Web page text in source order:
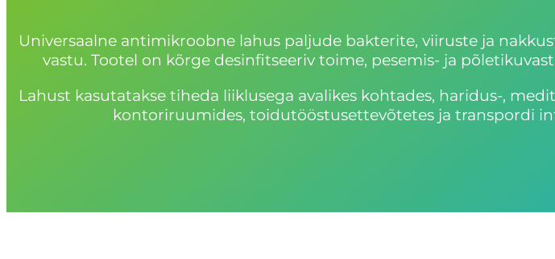
Universaalne antimikroobne lahus paljude bakterite, viiruste ja
vastu. Tootel on kõrge desinfitseeriv toime, pesemis- ja
Lahust kasutatakse tiheda liiklusega avalikes kohtades, haridus-,
kontoriruumides, toidutööstusettevõtetes ja transpordi